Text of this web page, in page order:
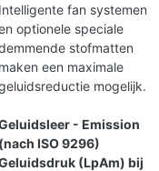
Intelligente fan systemen
optionele speciale
stofmatten
maken een maximale
mogelijk.
- Emission
(nach ISO 9296)
(LpAm) bij